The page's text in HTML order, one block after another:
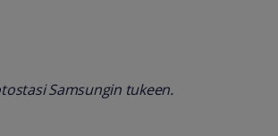
Samsungin tukeen.